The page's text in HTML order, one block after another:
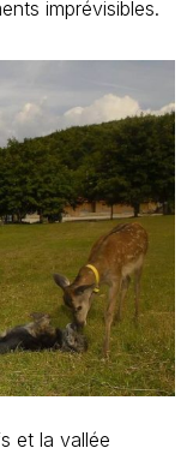
imprévisibles.
et la vallée